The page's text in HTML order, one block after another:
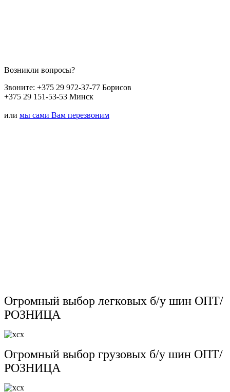
Возникли вопросы?
Звоните: +375 29 972-37-77 Борисов
+375 29 151-53-53 Минск
или мы сами Вам перезвоним
Огромный выбор легковых б/у шин ОПТ/
РОЗНИЦА
Огромный выбор грузовых б/у шин ОПТ/
РОЗНИЦА